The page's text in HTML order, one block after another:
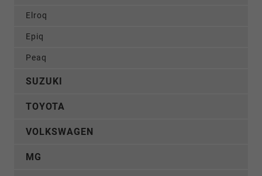
Elroq
Epiq
Peaq
SUZUKI
TOYOTA
VOLKSWAGEN
MG